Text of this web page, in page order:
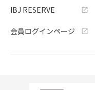
IBJ RESERVE
会員ログインページ